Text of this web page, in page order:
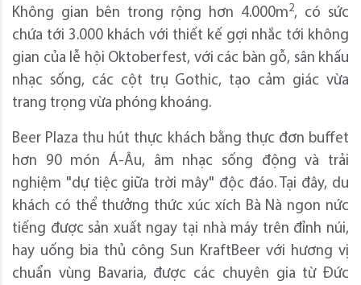
Không gian bên trong rộng hơn 4.000m2, có sức
chứa tới 3.000 khách với thiết kế gợi nhắc tới không
gian của lễ hội Oktoberfest, với các bàn gỗ, sân khấu
nhạc sống, các cột trụ Gothic, tạo cảm giác vừa
trang trọng vừa phóng khoáng.
Beer Plaza thu hút thực khách bằng thực đơn buffet
hơn 90 món Á-Âu, âm nhạc sống động và trải
nghiệm "dự tiệc giữa trời mây" độc đáo. Tại đây, du
khách có thể thưởng thức xúc xích Bà Nà ngon nức
tiếng được sản xuất ngay tại nhà máy trên đỉnh núi,
hay uống bia thủ công Sun KraftBeer với hương vị
chuẩn vùng Bavaria, được các chuyên gia từ Đức